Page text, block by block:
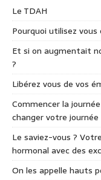
Le TDAH
Pourquoi utilisez
Et si on augmentait
?
Libérez vous de vos
Commencer la
changer votre journée
Le saviez-vous ?
hormonal avec des
On les appelle hauts